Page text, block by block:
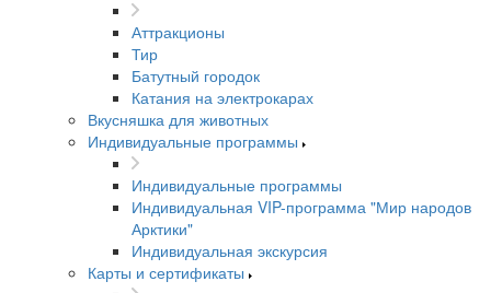
Аттракционы
Тир
Батутный городок
Катания на электрокарах
Вкусняшка для животных
Индивидуальные программы
Индивидуальные программы
Индивидуальная VIP-программа "Мир народов
Арктики"
Индивидуальная экскурсия
Карты и сертификаты